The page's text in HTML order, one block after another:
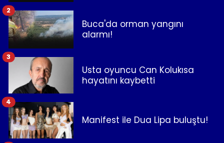
Buca'da orman yangını
alarmı!
2
Usta oyuncu Can Kolukısa
hayatını kaybetti
3
Manifest ile Dua Lipa buluştu!
4